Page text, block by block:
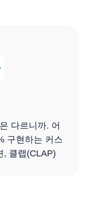
다르니까. 어
구현하는 커스
, 클랩(CLAP)